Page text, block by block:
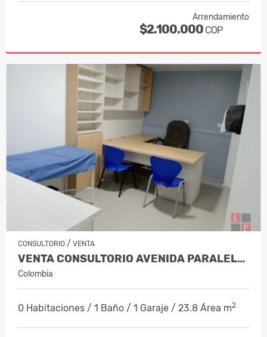
Arrendamiento
$2.100.000 COP
CONSULTORIO / VENTA
VENTA CONSULTORIO AVENIDA PARALELA MA…
Colombia
0 Habitaciones / 1 Baño / 1 Garaje / 23.8 Área m2